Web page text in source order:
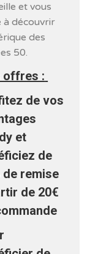
et vous
à découvrir
des
50.
offres :
de vos
et
de
de remise
de 20€